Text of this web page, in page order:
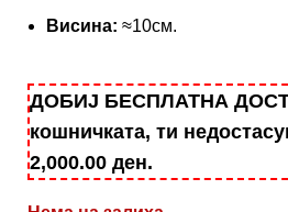
Висина: ≈10см.
ДОБИЈ БЕСПЛАТНА
кошничката, ти
2,000.00 ден.